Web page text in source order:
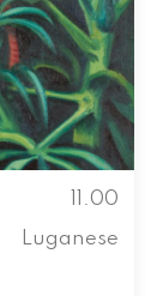
11.00
Luganese